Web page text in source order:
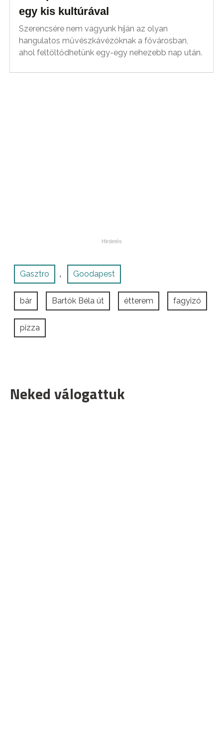
egy kis kultúrával
Szerencsére nem vagyunk híján az olyan
hangulatos művészkávézóknak a fővárosban,
ahol feltöltődhetünk egy-egy nehezebb nap után.
Gasztro , Goodapest
bár Bartók Béla út étterem fagyizó
pizza
Neked válogattuk